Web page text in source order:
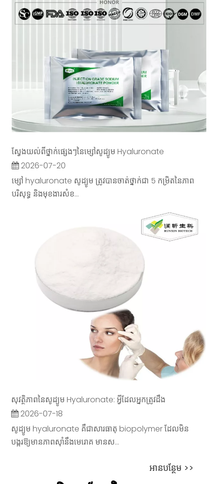
ស្វែងយល់ពីថ្នាក់ផ្សេងៗនៃម្សៅសូដ្យូម Hyaluronate
2026-07-20
ម្សៅ hyaluronate សូដ្យូម ត្រូវបានចាត់ថ្នាក់ជា 5 កម្រិតនៃភាព
បរិសុទ្ធ និងមុខងារសំខ...
សុវត្ថិភាពនៃសូដ្យូម Hyaluronate: អ្វីដែលអ្នកត្រូវដឹង
2026-07-18
សូដ្យូម hyaluronate គឺជាសារធាតុ biopolymer ដែលមិន
បង្ករឱ្យមានភាពស៊ាំនឹងមេរោគ មានស...
អាន​បន្ថែម >>